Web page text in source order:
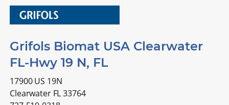
Grifols Biomat USA Clearwater
FL-Hwy 19 N, FL
17900 US 19N
Clearwater FL 33764